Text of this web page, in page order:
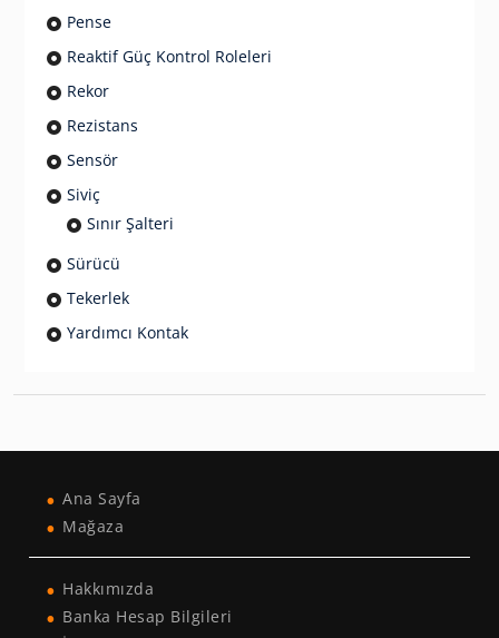
Pense
Reaktif Güç Kontrol Roleleri
Rekor
Rezistans
Sensör
Siviç
Sınır Şalteri
Sürücü
Tekerlek
Yardımcı Kontak
Ana Sayfa
Mağaza
Hakkımızda
Banka Hesap Bilgileri